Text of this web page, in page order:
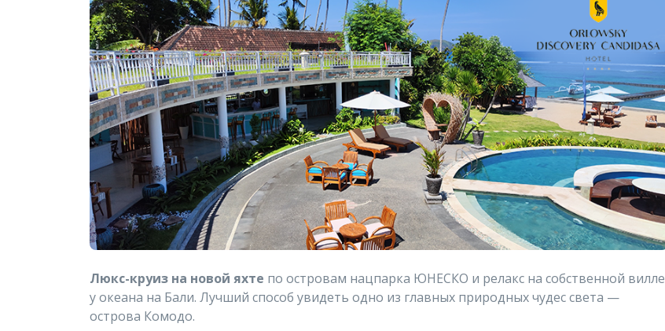
Люкс-круиз на новой яхте по островам нацпарка ЮНЕСКО и релакс на собственной вилле
у океана на Бали. Лучший способ увидеть одно из главных природных чудес света —
острова Комодо.